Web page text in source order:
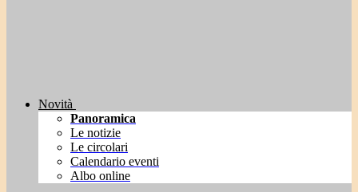
Novità
Panoramica
Le notizie
Le circolari
Calendario eventi
Albo online